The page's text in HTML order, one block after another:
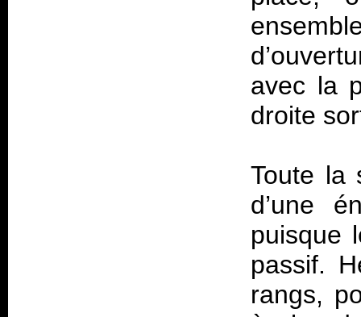
avec la
droite
Toute la
d’une
puisque
passif.
rangs,